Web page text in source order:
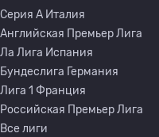
Серия A Италия
Английская Премьер Лига
Ла Лига Испания
Бундеслига Германия
Лига 1 Франция
Российская Премьер Лига
Все лиги